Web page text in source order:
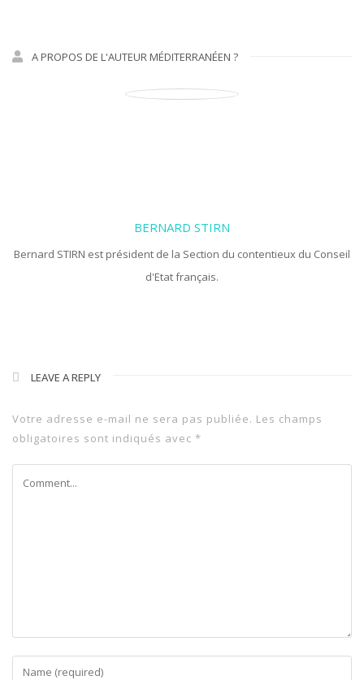
A PROPOS DE L'AUTEUR MÉDITERRANÉEN ?
BERNARD STIRN
Bernard STIRN est président de la Section du contentieux du Conseil
d'Etat français.
LEAVE A REPLY
Votre adresse e-mail ne sera pas publiée. Les champs
obligatoires sont indiqués avec *